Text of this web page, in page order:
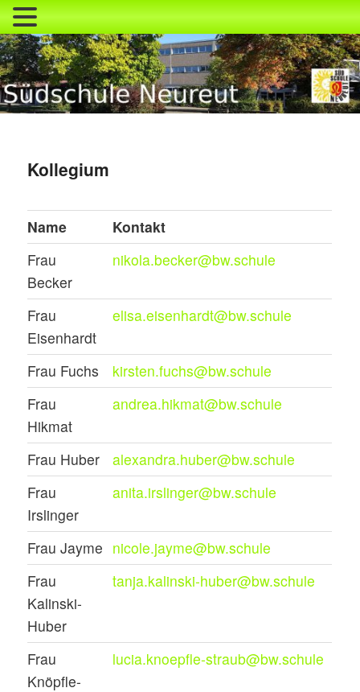
Zum
primären
Inhalt
springen
Kollegium
Name
Kontakt
Frau
Becker
nikola.becker@bw.schule
Frau
Eisenhardt
elisa.eisenhardt@bw.schule
Frau Fuchs
kirsten.fuchs@bw.schule
Frau
Hikmat
andrea.hikmat@bw.schule
Frau Huber
alexandra.huber@bw.schule
Frau
Irslinger
anita.irslinger@bw.schule
Frau Jayme nicole.jayme@bw.schule
Frau
Kalinski-
Huber
tanja.kalinski-huber@bw.schule
Frau
Knöpfle-
lucia.knoepfle-straub@bw.schule